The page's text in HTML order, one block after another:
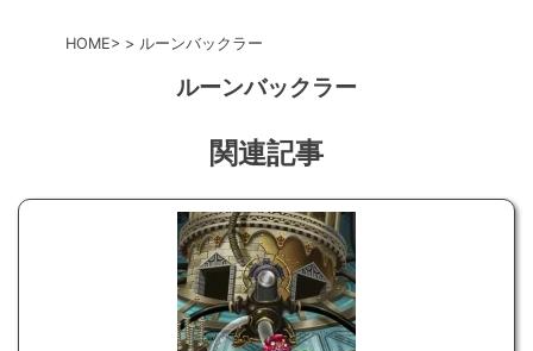
HOME ルーンバックラー
ルーンバックラー
関連記事